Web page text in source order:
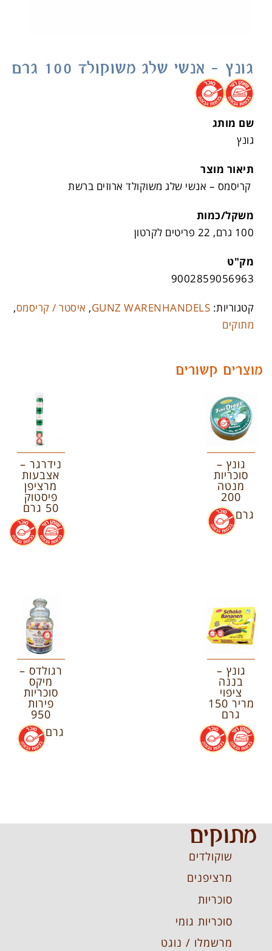
גונץ – אנשי שלג משוקולד 100 גרם
.
.
שם מותג
גונץ
תיאור מוצר
קריסמס – אנשי שלג משוקולד ארוזים ברשת
משקל/כמות
100 גרם, 22 פריטים לקרטון
מק"ט
9002859056963
קטגוריות: GUNZ WARENHANDELS
, איסטר / קריסמס,
מתוקים
מוצרים קשורים
גונץ –
סוכריות
מנטה
200
גרם
.
נידרגר –
אצבעות
מרציפן
פיסטוק
50 גרם
.
.
גונץ –
בננה
ציפוי
מריר 150
גרם
.
.
רגולדס –
מיקס
סוכריות
פירות
950
גרם
.
מתוקים
שוקולדים
מרציפנים
סוכריות
סוכריות גומי
מרשמלו / נוגט